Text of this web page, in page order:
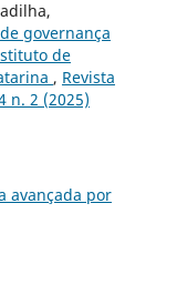
governança
de
, Revista
n. 2 (2025)
avançada por